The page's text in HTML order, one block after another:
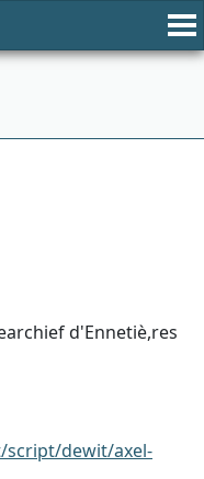
d'Ennetiè,res
script/dewit/axel-